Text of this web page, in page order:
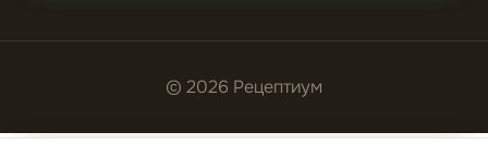
© 2026 Рецептиум